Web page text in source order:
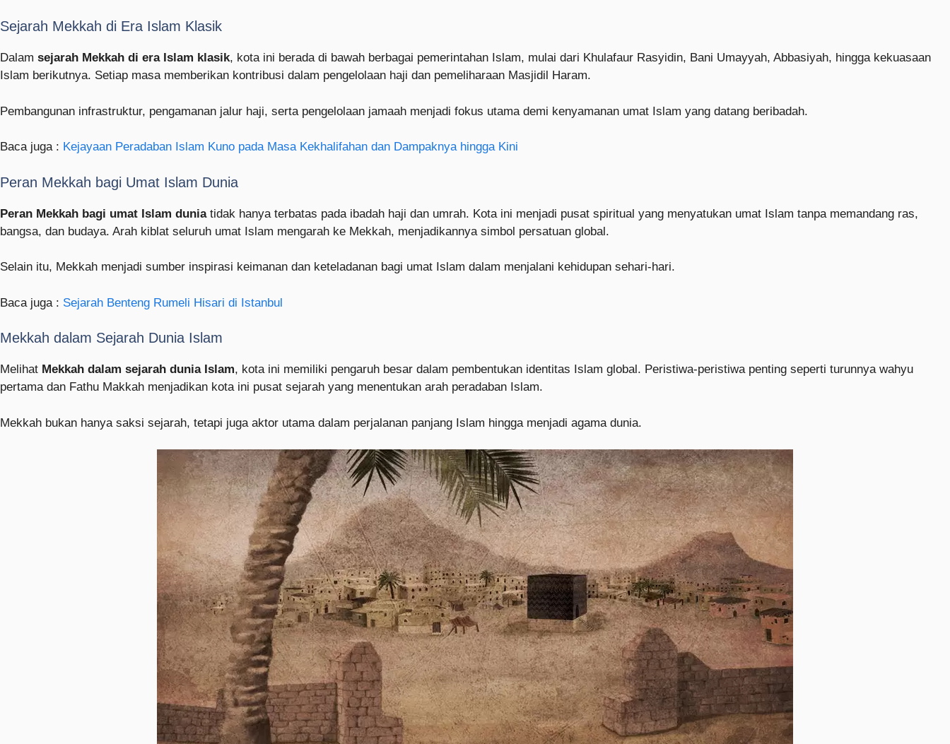
Sejarah Mekkah di Era Islam Klasik
Dalam sejarah Mekkah di era Islam klasik, kota ini berada di bawah berbagai pemerintahan Islam, mulai dari Khulafaur Rasyidin, Bani Umayyah, Abbasiyah, hingga kekuasaan
Islam berikutnya. Setiap masa memberikan kontribusi dalam pengelolaan haji dan pemeliharaan Masjidil Haram.
Pembangunan infrastruktur, pengamanan jalur haji, serta pengelolaan jamaah menjadi fokus utama demi kenyamanan umat Islam yang datang beribadah.
Baca juga : Kejayaan Peradaban Islam Kuno pada Masa Kekhalifahan dan Dampaknya hingga Kini
Peran Mekkah bagi Umat Islam Dunia
Peran Mekkah bagi umat Islam duniatidak hanya terbatas pada ibadah haji dan umrah. Kota ini menjadi pusat spiritual yang menyatukan umat Islam tanpa memandang ras,
bangsa, dan budaya. Arah kiblat seluruh umat Islam mengarah ke Mekkah, menjadikannya simbol persatuan global.
Selain itu, Mekkah menjadi sumber inspirasi keimanan dan keteladanan bagi umat Islam dalam menjalani kehidupan sehari-hari.
Baca juga : Sejarah Benteng Rumeli Hisari di Istanbul
Mekkah dalam Sejarah Dunia Islam
Melihat Mekkah dalam sejarah dunia Islam, kota ini memiliki pengaruh besar dalam pembentukan identitas Islam global. Peristiwa-peristiwa penting seperti turunnya wahyu
pertama dan Fathu Makkah menjadikan kota ini pusat sejarah yang menentukan arah peradaban Islam.
Mekkah bukan hanya saksi sejarah, tetapi juga aktor utama dalam perjalanan panjang Islam hingga menjadi agama dunia.